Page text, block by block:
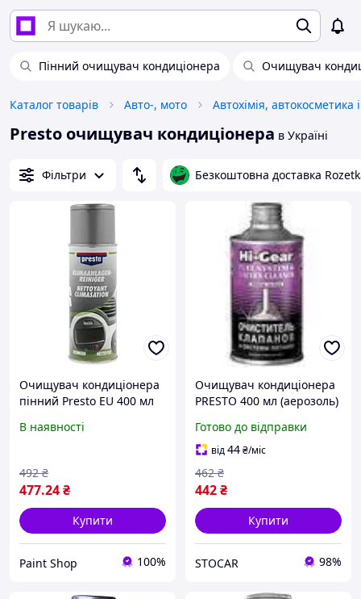
Пінний очищувач кондиціонера Очищувач
Каталог товарів Авто-, мото
Presto очищувач кондиціонера в Україні
Фільтри Безкоштовна доставка
Очищувач кондиціонера
пінний Presto EU 400 мл
В наявності
477.24₴
492 ₴
Купити
Paint Shop 100%
Очищувач кондиціонера
PRESTO 400 мл (аерозоль)
Готово до відправки
від44₴/міс
442₴
462 ₴
Купити
STOCAR 98%